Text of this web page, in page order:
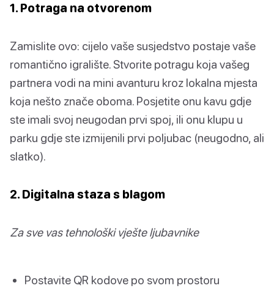
1. Potraga na otvorenom
Zamislite ovo: cijelo vaše susjedstvo postaje vaše
romantično igralište. Stvorite potragu koja vašeg
partnera vodi na mini avanturu kroz lokalna mjesta
koja nešto znače oboma. Posjetite onu kavu gdje
ste imali svoj neugodan prvi spoj, ili onu klupu u
parku gdje ste izmijenili prvi poljubac (neugodno, ali
slatko).
2. Digitalna staza s blagom
Za sve vas tehnološki vješte ljubavnike
Postavite QR kodove po svom prostoru